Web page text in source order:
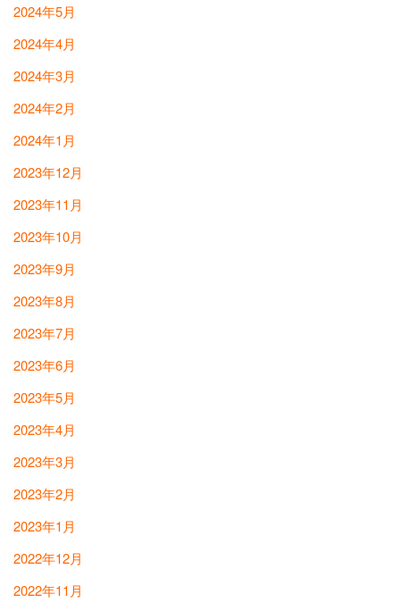
2024年5月
2024年4月
2024年3月
2024年2月
2024年1月
2023年12月
2023年11月
2023年10月
2023年9月
2023年8月
2023年7月
2023年6月
2023年5月
2023年4月
2023年3月
2023年2月
2023年1月
2022年12月
2022年11月